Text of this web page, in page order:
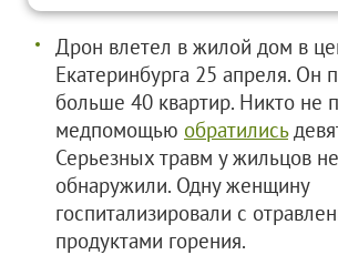
Дрон влетел в жилой дом в
Екатеринбурга 25 апреля. Он
больше 40 квартир. Никто не
медпомощью обратились
Серьезных травм у жильцов не
обнаружили. Одну женщину
госпитализировали с
продуктами горения.